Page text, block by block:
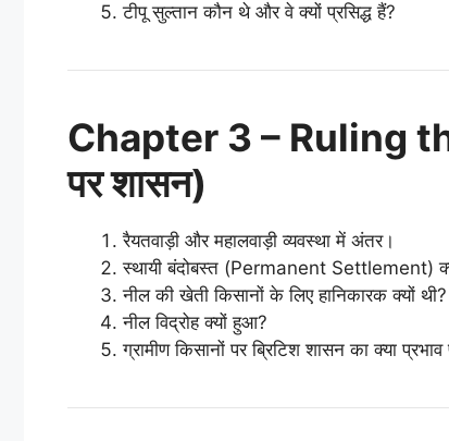
टीपू सुल्तान कौन थे और वे क्यों प्रसिद्ध हैं?
Chapter 3 – Ruling
पर शासन)
रैयतवाड़ी और महालवाड़ी व्यवस्था में अंतर।
स्थायी बंदोबस्त (Permanent Settlement)
नील की खेती किसानों के लिए हानिकारक क्यों थी?
नील विद्रोह क्यों हुआ?
ग्रामीण किसानों पर ब्रिटिश शासन का क्या प्रभाव